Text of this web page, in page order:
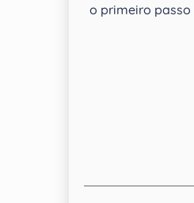
o primeiro passo